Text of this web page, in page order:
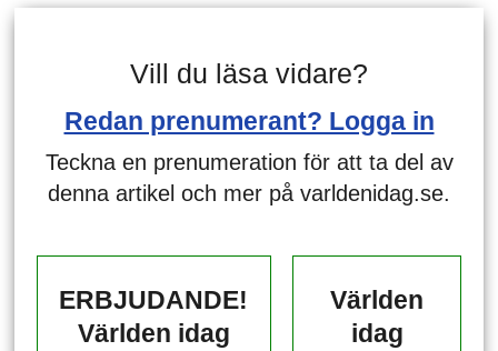
Vill du läsa vidare?
Redan prenumerant? Logga in
Teckna en prenumeration för att ta del av
denna artikel och mer på varldenidag.se.
ERBJUDANDE!
Världen idag
Världen
idag